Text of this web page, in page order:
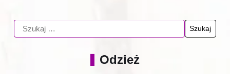
Odzież